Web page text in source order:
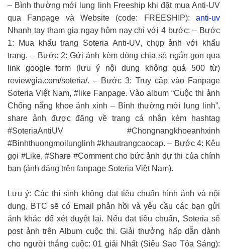
– Bình thường mới lung linh Freeship khi đặt mua Anti-UV
qua Fanpage và Website (code: FREESHIP): anti-uv
Nhanh tay tham gia ngay hôm nay chỉ với 4 bước: – Bước
1: Mua khẩu trang Soteria Anti-UV, chụp ảnh với khẩu
trang. – Bước 2: Gửi ảnh kèm dòng chia sẻ ngắn gọn qua
link google form (lưu ý nội dung không quá 500 từ)
reviewgia.com/soteria/. – Bước 3: Truy cập vào Fanpage
Soteria Việt Nam, #like Fanpage. Vào album “Cuộc thi ảnh
Chống nắng khoe ảnh xinh – Bình thường mới lung linh”,
share ảnh được đăng về trang cá nhân kèm hashtag
#SoteriaAntiUV #Chongnangkhoeanhxinh
#Binhthuongmoilunglinh #khautrangcaocap. – Bước 4: Kêu
gọi #Like, #Share #Comment cho bức ảnh dự thi của chính
bạn (ảnh đăng trên fanpage Soteria Việt Nam).
Lưu ý: Các thí sinh không đạt tiêu chuẩn hình ảnh và nội
dung, BTC sẽ có Email phản hồi và yêu cầu các bạn gửi
ảnh khác để xét duyệt lại. Nếu đạt tiêu chuẩn, Soteria sẽ
post ảnh trên Album cuộc thi. Giải thưởng hấp dẫn dành
cho người thắng cuộc: 01 giải Nhất (Siêu Sao Tỏa Sáng):